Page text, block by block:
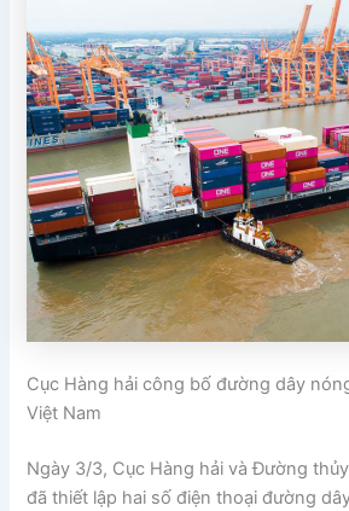
Cục Hàng hải công bố đường dây
Việt Nam
Ngày 3/3, Cục Hàng hải và Đường
đã thiết lập hai số điện thoại đường